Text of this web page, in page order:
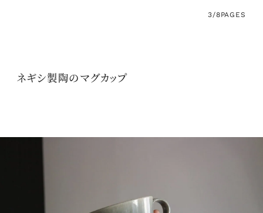
3/8PAGES
ネギシ製陶のマグカップ